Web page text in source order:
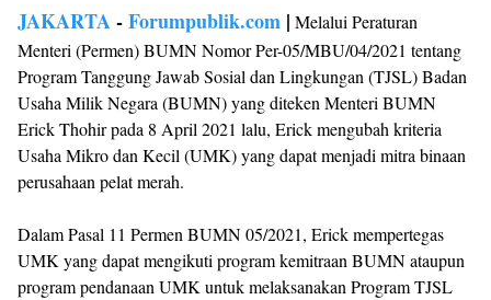
JAKARTA-Forumpublik.com | Melalui Peraturan
Menteri (Permen) BUMN Nomor Per-05/MBU/04/2021 tentang
Program Tanggung Jawab Sosial dan Lingkungan (TJSL) Badan
Usaha Milik Negara (BUMN) yang diteken Menteri BUMN
Erick Thohir pada 8 April 2021 lalu, Erick mengubah kriteria
Usaha Mikro dan Kecil (UMK) yang dapat menjadi mitra binaan
perusahaan pelat merah.
Dalam Pasal 11 Permen BUMN 05/2021, Erick mempertegas
UMK yang dapat mengikuti program kemitraan BUMN ataupun
program pendanaan UMK untuk melaksanakan Program TJSL